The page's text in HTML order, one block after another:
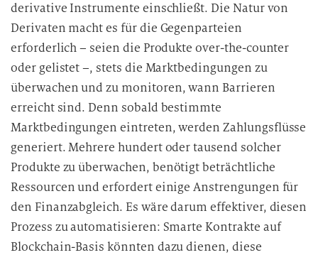
derivative Instrumente einschließt. Die Natur von
Derivaten macht es für die Gegenparteien
erforderlich – seien die Produkte over-the-counter
oder gelistet –, stets die Marktbedingungen zu
überwachen und zu monitoren, wann Barrieren
erreicht sind. Denn sobald bestimmte
Marktbedingungen eintreten, werden Zahlungsflüsse
generiert. Mehrere hundert oder tausend solcher
Produkte zu überwachen, benötigt beträchtliche
Ressourcen und erfordert einige Anstrengungen für
den Finanzabgleich. Es wäre darum effektiver, diesen
Prozess zu automatisieren: Smarte Kontrakte auf
Blockchain-Basis könnten dazu dienen, diese